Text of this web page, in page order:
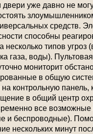
двери уже давно не
средств.
способны
типов угроз
газа, воды).
мониторит
в общую
контрольную панель,
в общий центр
все возможные
и беспроводные).
нескольких минут